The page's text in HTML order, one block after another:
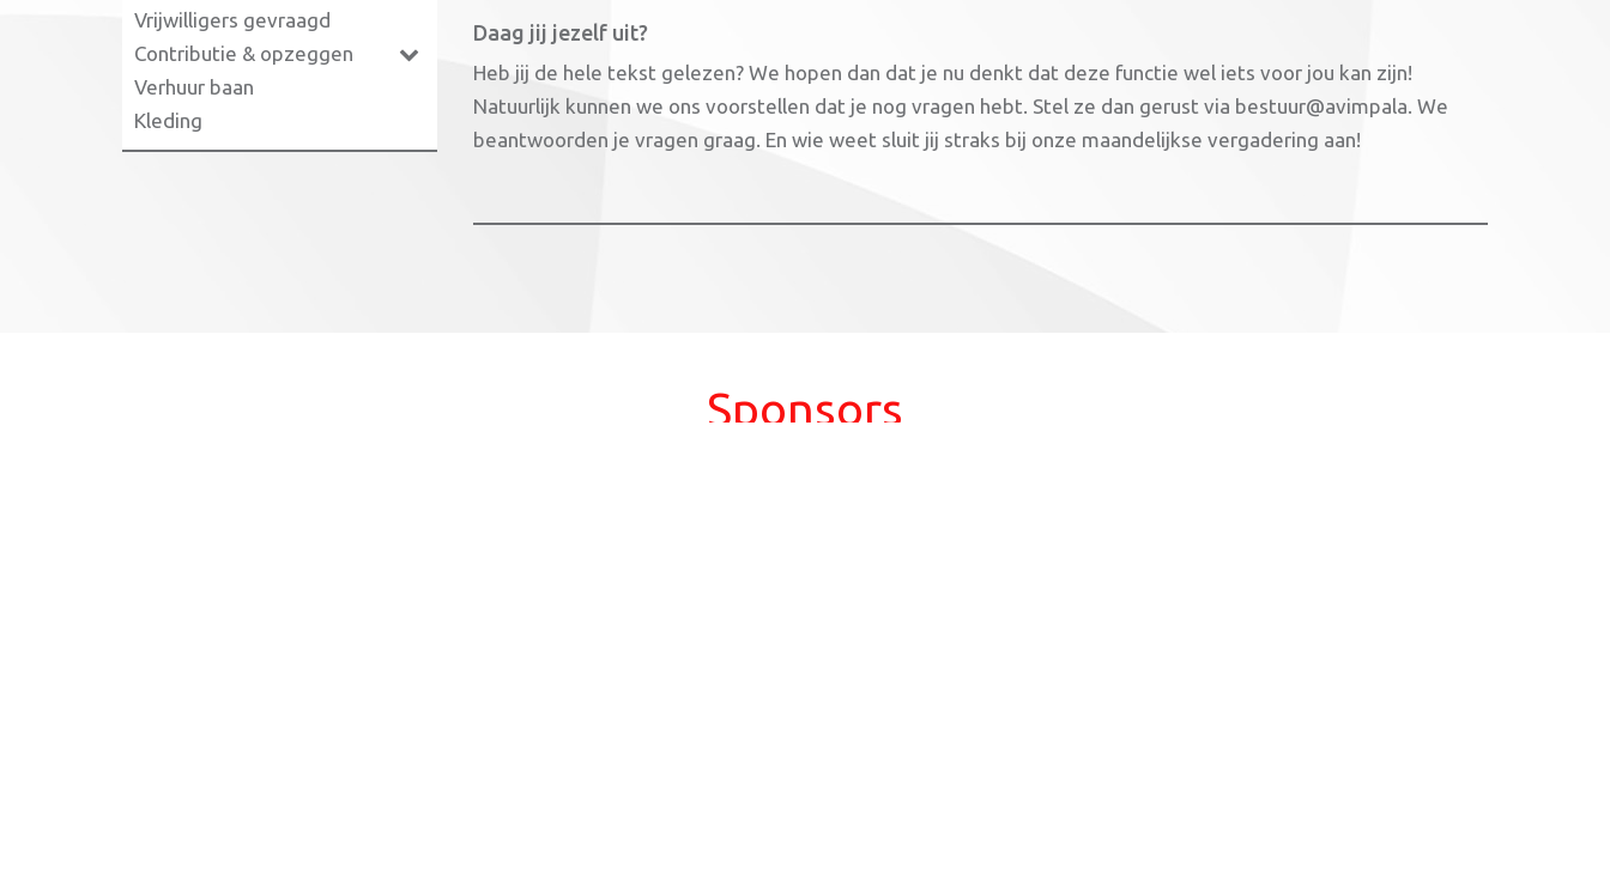
Vrijwilligers gevraagd
Contributie & opzeggen
Verhuur baan
Kleding
Daag jij jezelf uit?
Heb jij de hele tekst gelezen? We hopen dan dat je nu denkt dat deze functie wel iets voor jou kan zijn!
Natuurlijk kunnen we ons voorstellen dat je nog vragen hebt. Stel ze dan gerust via bestuur@avimpala. We
beantwoorden je vragen graag. En wie weet sluit jij straks bij onze maandelijkse vergadering aan!
Sponsors